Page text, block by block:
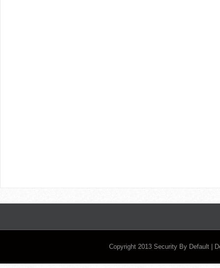
Copyright 2013 Security By Default |